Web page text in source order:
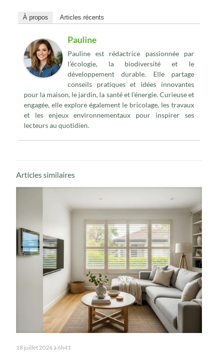
À propos Articles récents
Pauline
Pauline est rédactrice passionnée par
l’écologie, la biodiversité et le
développement durable. Elle partage
conseils pratiques et idées innovantes
pour la maison, le jardin, la santé et l’énergie. Curieuse et
engagée, elle explore également le bricolage, les travaux
et les enjeux environnementaux pour inspirer ses
lecteurs au quotidien.
Articles similaires
18 juillet 2026 à 6h41